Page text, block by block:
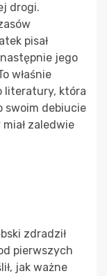
drogi.
pisał
jego
właśnie
literatury, która
swoim debiucie
zaledwie
zdradził
pierwszych
jak ważne